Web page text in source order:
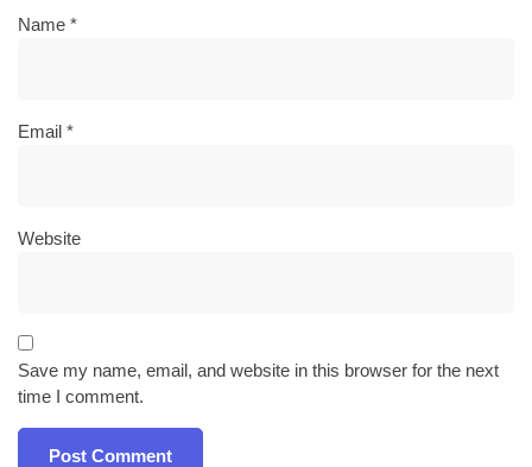
Name *
Email *
Website
Save my name, email, and website in this browser for the next
time I comment.